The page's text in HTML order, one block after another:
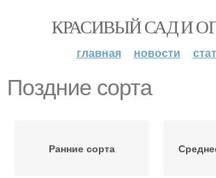
КРАСИВЫЙ САД И
главная новости
Поздние сорта
Ранние сорта